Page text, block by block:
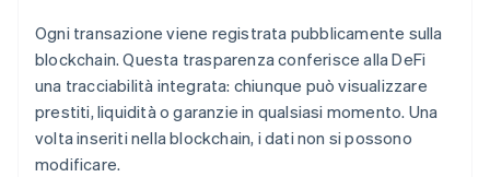
Ogni transazione viene registrata pubblicamente sulla
blockchain. Questa trasparenza conferisce alla DeFi
una tracciabilità integrata: chiunque può visualizzare
prestiti, liquidità o garanzie in qualsiasi momento. Una
volta inseriti nella blockchain, i dati non si possono
modificare.